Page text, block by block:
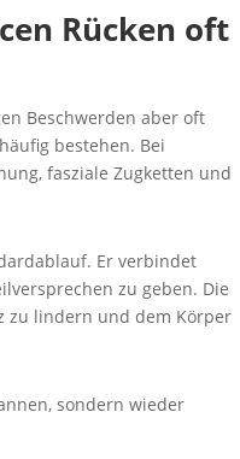
Rücken oft
Beschwerden aber oft
bestehen. Bei
fasziale Zugketten und
Er verbindet
zu geben. Die
zu lindern und dem Körper
sondern wieder